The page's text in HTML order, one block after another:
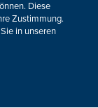
Newsletter
Diese
Zustimmung.
in unseren